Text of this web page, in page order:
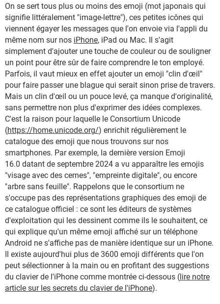
On se sert tous plus ou moins des emoji (mot japonais qui
signifie littéralement "image-lettre"), ces petites icônes qui
viennent égayer les messages que l'on envoie via l'appli du
même nom sur nos iPhone, iPad ou Mac. Il s'agit
simplement d'ajouter une touche de couleur ou de souligner
un point pour être sûr de faire comprendre le ton employé.
Parfois, il vaut mieux en effet ajouter un emoji "clin d'œil"
pour faire passer une blague qui serait sinon prise de travers.
Mais un clin d'œil ou un pouce levé, ça manque d'originalité,
sans permettre non plus d'exprimer des idées complexes.
C'est la raison pour laquelle le Consortium Unicode
(https://home.unicode.org/) enrichit régulièrement le
catalogue des emoji que nous trouvons sur nos
smartphones. Par exemple, la dernière version Emoji
16.0 datant de septembre 2024 a vu apparaître les emojis
"visage avec des cernes", "empreinte digitale", ou encore
"arbre sans feuille". Rappelons que le consortium ne
s'occupe pas des représentations graphiques des emoji de
ce catalogue officiel : ce sont les éditeurs de systèmes
d'exploitation qui les dessinent comme ils le souhaitent, ce
qui explique qu'un même emoji affiché sur un téléphone
Android ne s'affiche pas de manière identique sur un iPhone.
Il existe aujourd'hui plus de 3600 emoji différents que l'on
peut sélectionner à la main ou en profitant des suggestions
du clavier de l'iPhone comme montrée ci-dessous (lire notre
article sur les secrets du clavier de l'iPhone).